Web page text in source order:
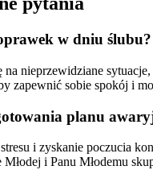
w dniu ślubu?
nieprzewidziane
zapewnić sobie spokój i
planu
i zyskanie poczucia
i Panu Młodemu